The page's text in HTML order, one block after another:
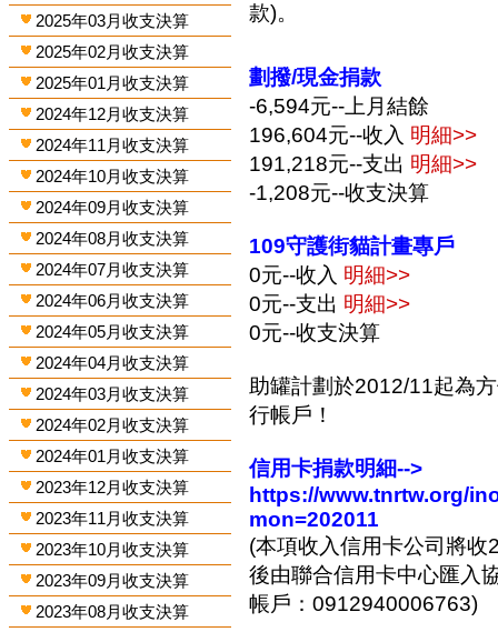
2025年03月收支決算
2025年02月收支決算
2025年01月收支決算
2024年12月收支決算
2024年11月收支決算
2024年10月收支決算
2024年09月收支決算
2024年08月收支決算
2024年07月收支決算
2024年06月收支決算
2024年05月收支決算
2024年04月收支決算
2024年03月收支決算
2024年02月收支決算
2024年01月收支決算
2023年12月收支決算
2023年11月收支決算
2023年10月收支決算
2023年09月收支決算
2023年08月收支決算
款)。
劃撥/現金捐款
-6,594元--上月結餘
196,604元--收入 明細>>
191,218元--支出 明細>>
-1,208元--收支決算
109守護街貓計畫專戶
0元--收入 明細>>
0元--支出 明細>>
0元--收支決算
助罐計劃於2012/11起為
行帳戶！
信用卡捐款明細-->
https://www.tnrtw.org/
mon=202011
(本項收入信用卡公司將
後由聯合信用卡中心匯入
帳戶：0912940006763)